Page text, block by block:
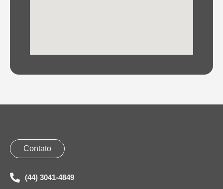
Contato
(44) 3041-4849